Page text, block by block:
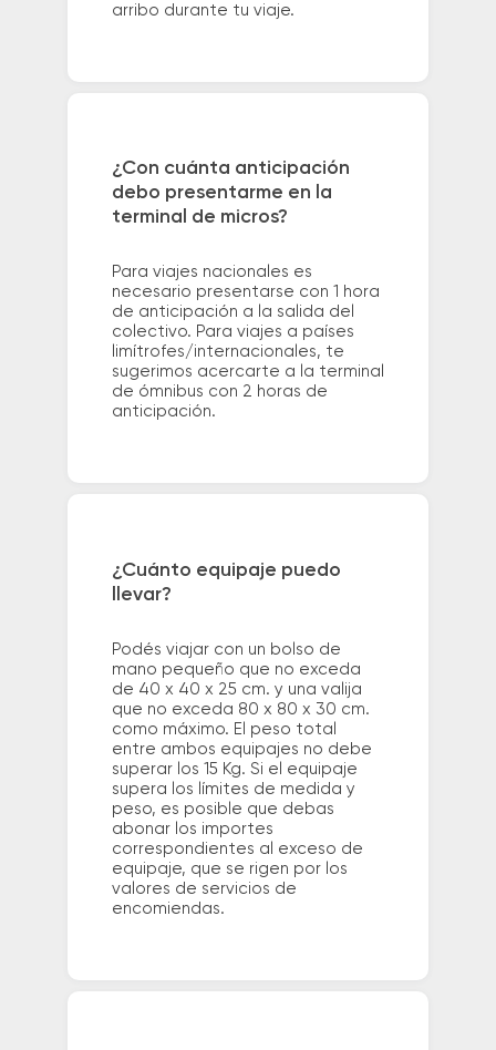
arribo durante tu viaje.
¿Con cuánta anticipación
debo presentarme en la
terminal de micros?
Para viajes nacionales es
necesario presentarse con 1 hora
de anticipación a la salida del
colectivo. Para viajes a países
limítrofes/internacionales, te
sugerimos acercarte a la terminal
de ómnibus con 2 horas de
anticipación.
¿Cuánto equipaje puedo
llevar?
Podés viajar con un bolso de
mano pequeño que no exceda
de 40 x 40 x 25 cm. y una valija
que no exceda 80 x 80 x 30 cm.
como máximo. El peso total
entre ambos equipajes no debe
superar los 15 Kg. Si el equipaje
supera los límites de medida y
peso, es posible que debas
abonar los importes
correspondientes al exceso de
equipaje, que se rigen por los
valores de servicios de
encomiendas.